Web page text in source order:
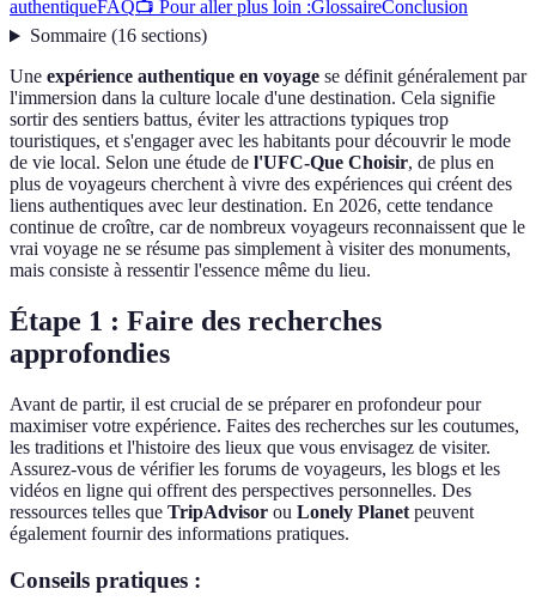
authentiqueFAQ📺 Pour aller plus loin :GlossaireConclusion
Sommaire(16 sections)
Une expérience authentique en voyage se définit généralement par
l'immersion dans la culture locale d'une destination. Cela signifie
sortir des sentiers battus, éviter les attractions typiques trop
touristiques, et s'engager avec les habitants pour découvrir le mode
de vie local. Selon une étude de l'UFC-Que Choisir, de plus en
plus de voyageurs cherchent à vivre des expériences qui créent des
liens authentiques avec leur destination. En 2026, cette tendance
continue de croître, car de nombreux voyageurs reconnaissent que le
vrai voyage ne se résume pas simplement à visiter des monuments,
mais consiste à ressentir l'essence même du lieu.
Étape 1 : Faire des recherches
approfondies
Avant de partir, il est crucial de se préparer en profondeur pour
maximiser votre expérience. Faites des recherches sur les coutumes,
les traditions et l'histoire des lieux que vous envisagez de visiter.
Assurez-vous de vérifier les forums de voyageurs, les blogs et les
vidéos en ligne qui offrent des perspectives personnelles. Des
ressources telles que TripAdvisor ou Lonely Planet peuvent
également fournir des informations pratiques.
Conseils pratiques :